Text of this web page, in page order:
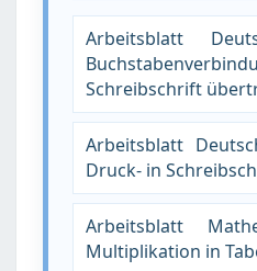
Arbeitsblatt
Schreibschrift
Arbeitsblatt
Druck- in
Arbeitsblatt
Multiplikation in